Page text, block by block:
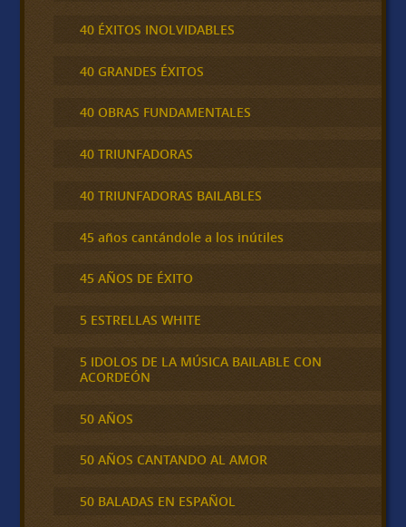
40 ÉXITOS INOLVIDABLES
40 GRANDES ÉXITOS
40 OBRAS FUNDAMENTALES
40 TRIUNFADORAS
40 TRIUNFADORAS BAILABLES
45 años cantándole a los inútiles
45 AÑOS DE ÉXITO
5 ESTRELLAS WHITE
5 IDOLOS DE LA MÚSICA BAILABLE CON
ACORDEÓN
50 AÑOS
50 AÑOS CANTANDO AL AMOR
50 BALADAS EN ESPAÑOL